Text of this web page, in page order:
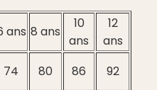
ans 8 ans
10
ans
12
ans
74 80 86
92